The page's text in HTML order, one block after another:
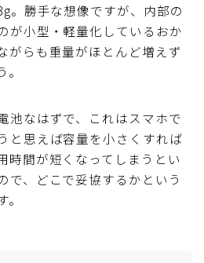
。勝手な想像ですが、内部の
が小型・軽量化しているおか
がらも重量がほとんど増えず
池なはずで、これはスマホで
と思えば容量を小さくすれば
時間が短くなってしまうとい
で、どこで妥協するかという